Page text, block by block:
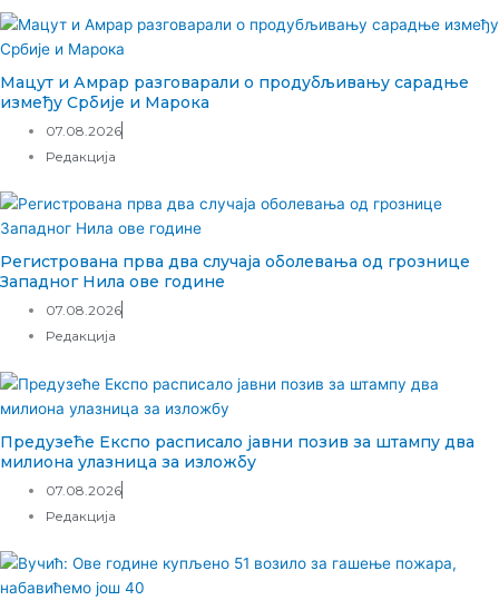
Мацут и Амрар разговарали о продубљивању сарадње
између Србије и Марока
07.08.2026
Редакција
Регистрована прва два случаја оболевања од грознице
Западног Нила ове године
07.08.2026
Редакција
Предузеће Експо расписало јавни позив за штампу два
милиона улазница за изложбу
07.08.2026
Редакција